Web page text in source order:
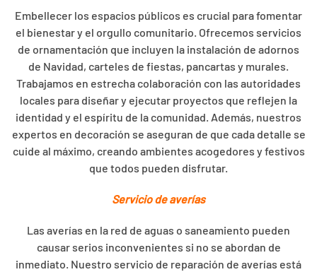
Embellecer los espacios públicos es crucial para fomentar
el bienestar y el orgullo comunitario. Ofrecemos servicios
de ornamentación que incluyen la instalación de adornos
de Navidad, carteles de fiestas, pancartas y murales.
Trabajamos en estrecha colaboración con las autoridades
locales para diseñar y ejecutar proyectos que reflejen la
identidad y el espíritu de la comunidad. Además, nuestros
expertos en decoración se aseguran de que cada detalle se
cuide al máximo, creando ambientes acogedores y festivos
que todos pueden disfrutar.
Servicio de averías
Las averías en la red de aguas o saneamiento pueden
causar serios inconvenientes si no se abordan de
inmediato. Nuestro servicio de reparación de averías está